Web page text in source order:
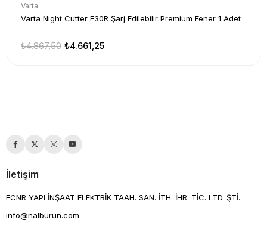
Varta
Varta Night Cutter F30R Şarj Edilebilir Premium Fener 1 Adet
₺4.661,25
₺4.867,50
İletişim
ECNR YAPI İNŞAAT ELEKTRİK TAAH. SAN. İTH. İHR. TİC. LTD. ŞTİ.
info@nalburun.com